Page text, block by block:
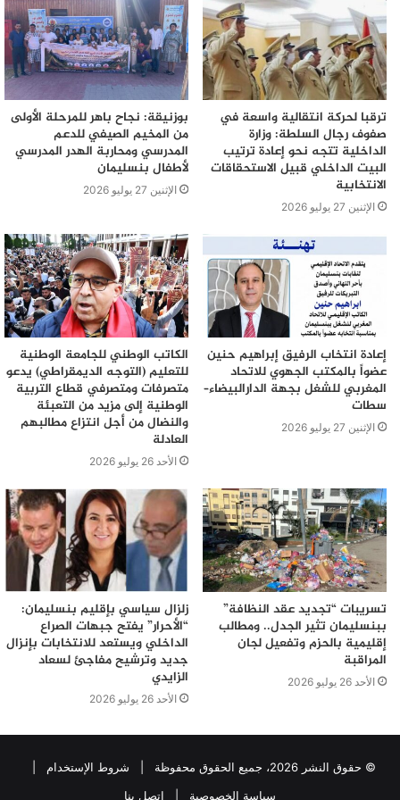
ترقبا لحركة انتقالية واسعة في
صفوف رجال السلطة: وزارة
الداخلية تتجه نحو إعادة ترتيب
البيت الداخلي قبيل الاستحقاقات
الانتخابية
الإثنين 27 يوليو 2026
بوزنيقة: نجاح باهر للمرحلة الأولى
من المخيم الصيفي للدعم
المدرسي ومحاربة الهدر المدرسي
لأطفال بنسليمان
الإثنين 27 يوليو 2026
إعادة انتخاب الرفيق إبراهيم حنين
عضواً بالمكتب الجهوي للاتحاد
المغربي للشغل بجهة الدارالبيضاء–
سطات
الإثنين 27 يوليو 2026
الكاتب الوطني للجامعة الوطنية
للتعليم (التوجه الديمقراطي) يدعو
متصرفات ومتصرفي قطاع التربية
الوطنية إلى مزيد من التعبئة
والنضال من أجل انتزاع مطالبهم
العادلة
الأحد 26 يوليو 2026
تسريبات “تجديد عقد النظافة”
ببنسليمان تثير الجدل.. ومطالب
إقليمية بالحزم وتفعيل لجان
المراقبة
الأحد 26 يوليو 2026
زلزال سياسي بإقليم بنسليمان:
“الأحرار” يفتح جبهات الصراع
الداخلي ويستعد للانتخابات بإنزال
جديد وترشيح مفاجئ لسعاد
الزايدي
الأحد 26 يوليو 2026
© حقوق النشر 2026، جميع الحقوق محفوظة | شروط الإستخدام
سياسة الخصوصية
اتصل بنا